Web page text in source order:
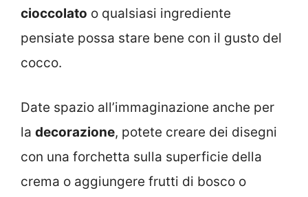
cioccolato o qualsiasi ingrediente
pensiate possa stare bene con il gusto del
cocco.
Date spazio all’immaginazione anche per
la decorazione, potete creare dei disegni
con una forchetta sulla superficie della
crema o aggiungere frutti di bosco o